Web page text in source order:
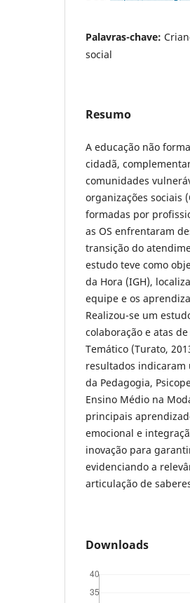
Palavras-chave:
social
Resumo
A educação não
cidadã,
comunidades
organizações sociais
formadas por
as OS enfrentaram
transição do
estudo teve como
da Hora (IGH),
equipe e os
Realizou-se um
colaboração e atas
Temático (Turato,
resultados indicaram
da Pedagogia,
Ensino Médio na
principais
emocional e
inovação para
evidenciando a
articulação de
Downloads